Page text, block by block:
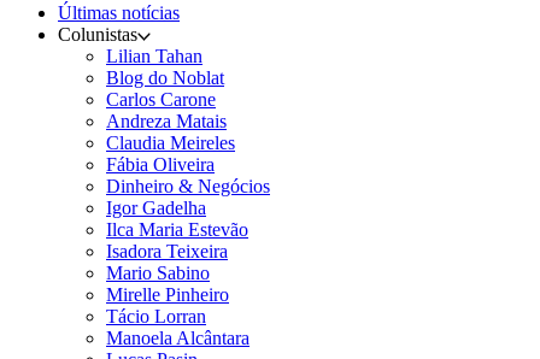
Últimas notícias
Colunistas
Lilian Tahan
Blog do Noblat
Carlos Carone
Andreza Matais
Claudia Meireles
Fábia Oliveira
Dinheiro & Negócios
Igor Gadelha
Ilca Maria Estevão
Isadora Teixeira
Mario Sabino
Mirelle Pinheiro
Tácio Lorran
Manoela Alcântara